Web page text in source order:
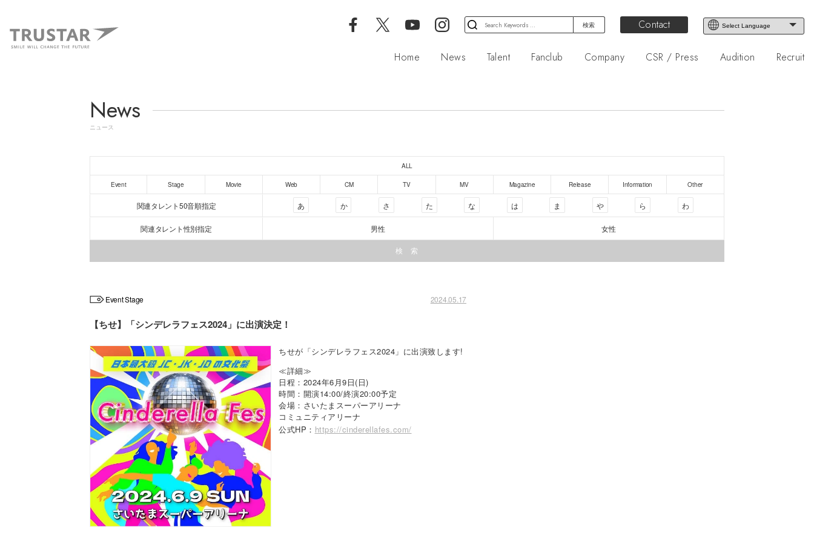
検
索
象:
Contact
Home News Talent Fanclub Company CSR / Press Audition Recruit
News
ニュース
ALL
Event Stage Movie Web CM TV MV Magazine Release Information Other
関連タレント50音順指定 あ か さ た な は ま や ら わ
関連タレント性別指定 男性 女性
Event Stage 2024.05.17
【ちせ】「シンデレラフェス2024」に出演決定！
ちせが「シンデレラフェス2024」に出演致します!
≪詳細≫
日程：2024年6月9日(日)
時間：開演14:00/終演20:00予定
会場：さいたまスーパーアリーナ
コミュニティアリーナ
公式HP： https://cinderellafes.com/